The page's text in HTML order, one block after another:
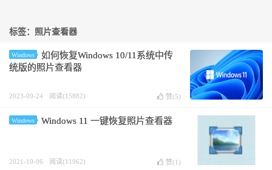
标签：照片查看器
Windows
如何恢复Windows 10/11系统中传
统版的照片查看器
2023-09-24 阅读(15882) 赞(5)
Windows Windows 11 一键恢复照片查看器
2021-10-06 阅读(11962) 赞(1 )